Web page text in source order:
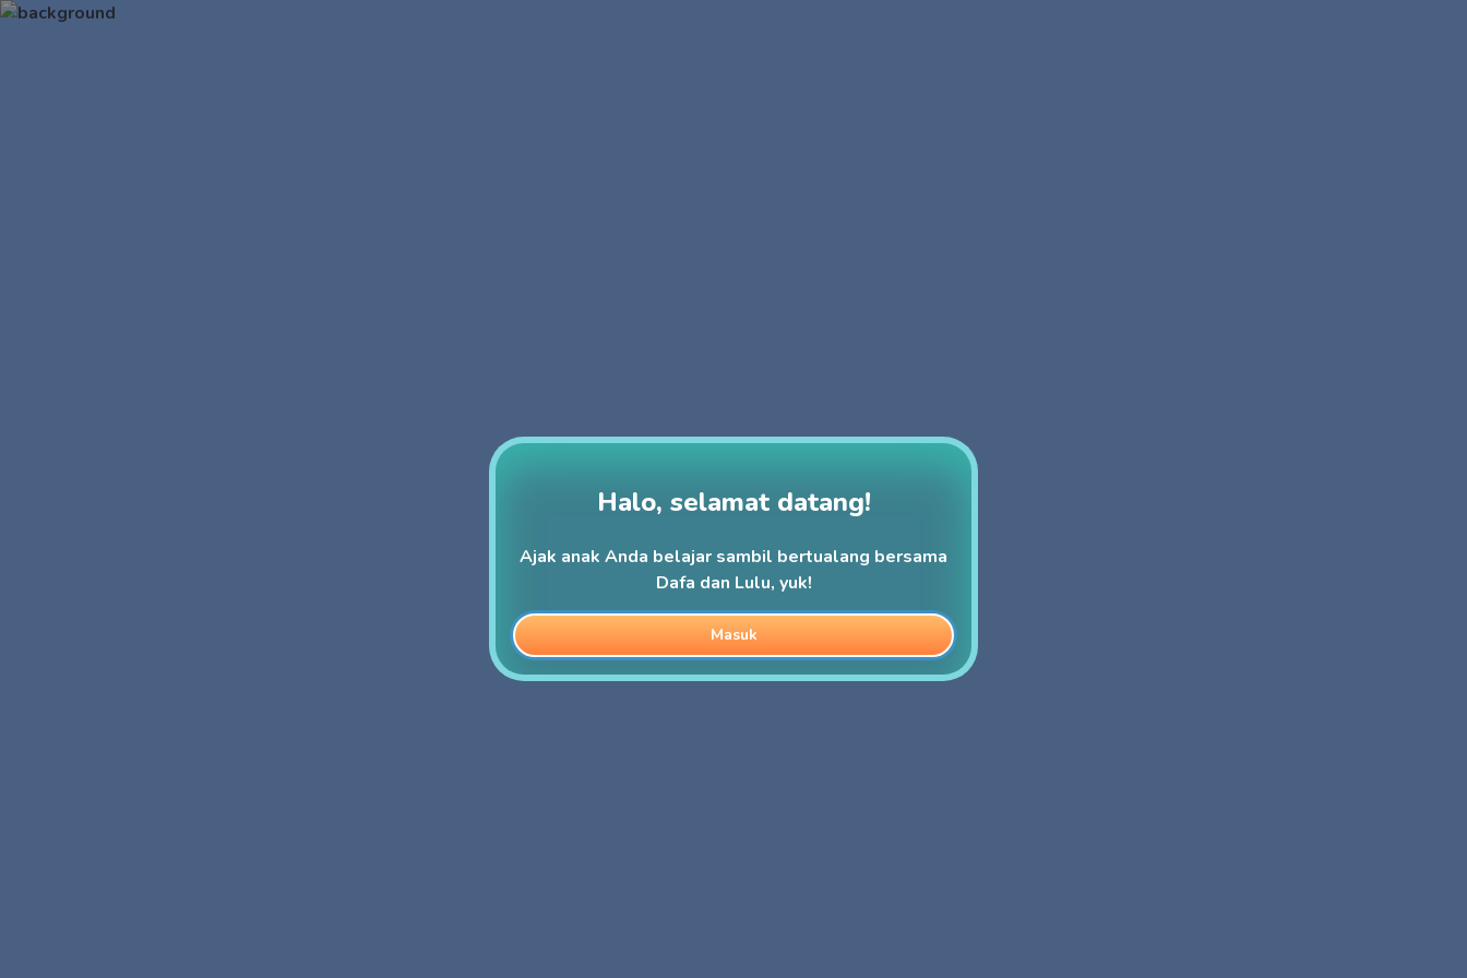
Halo, selamat datang!
Ajak anak Anda belajar sambil bertualang bersama
Dafa dan Lulu, yuk!
Masuk